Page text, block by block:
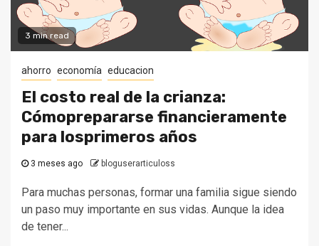
3 min read
ahorro economía educacion
El costo real de la crianza:
Cómoprepararse financieramente
para losprimeros años
3 meses ago bloguserarticuloss
Para muchas personas, formar una familia sigue siendo
un paso muy importante en sus vidas. Aunque la idea
de tener...